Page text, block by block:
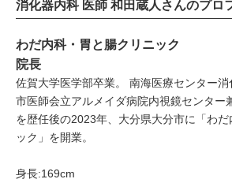
消化器内科 医師 和田蔵人さんのプロ
わだ内科・胃と腸クリニック
院長
佐賀大学医学部卒業。 南海医療センター
市医師会立アルメイダ病院内視鏡センター
を歴任後の2023年、大分県大分市に「わ
ック」を開業。
身長:169cm